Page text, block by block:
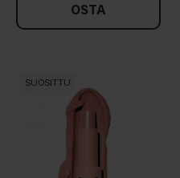
OSTA
SUOSITTU